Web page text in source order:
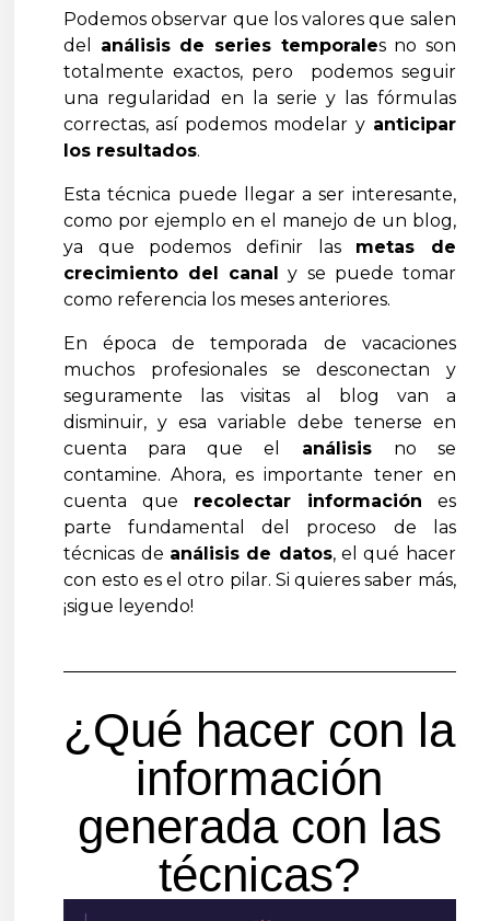
Podemos observar que los valores que salen
del análisis de series temporales no son
totalmente exactos, pero podemos seguir
una regularidad en la serie y las fórmulas
correctas, así podemos modelar yanticipar
los resultados.
Esta técnica puede llegar a ser interesante,
como por ejemplo en el manejo de un blog,
ya que podemos definir las metas de
crecimiento del canal y se puede tomar
como referencia los meses anteriores.
En época de temporada de vacaciones
muchos profesionales se desconectan y
seguramente las visitas al blog van a
disminuir, y esa variable debe tenerse en
cuenta para que el análisis no se
contamine. Ahora, es importante tener en
cuenta que recolectar información es
parte fundamental del proceso de las
técnicas de análisis de datos, el qué hacer
con esto es el otro pilar. Si quieres saber más,
¡sigue leyendo!
¿Qué hacer con la
información
generada con las
técnicas?